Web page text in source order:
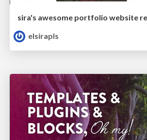
elsirapls